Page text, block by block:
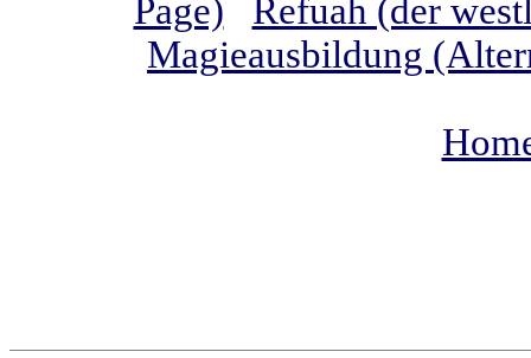
Page)
Refuah (der
Magieausbildung